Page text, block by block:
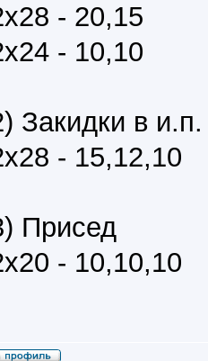
- 20,15
- 10,10
Закидки в и.п.
- 15,12,10
Присед
- 10,10,10